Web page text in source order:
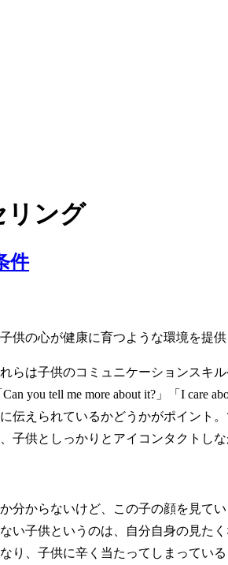
リング
件
の心が健康に育つような環境を提供
は子供のコミュニケーションスキ
you tell me more about it?」「I
伝えられているかどうかがポイント
供としっかりとアイコンタクトし
からないけど、この子の顔を見て
い子供というのは、自分自身の見た
り、子供に辛く当たってしまってい